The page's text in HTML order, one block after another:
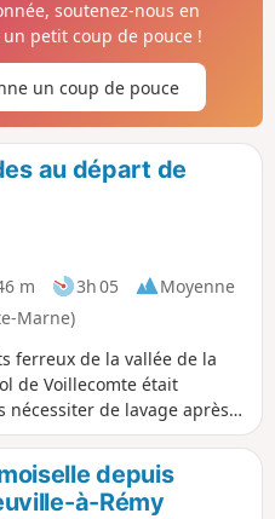
soutenez-nous en
petit coup de pouce !
un coup de pouce
au départ de
m 3h 05
Moyenne
Marne)
ferreux de la vallée de la
de Voillecomte était
de lavage après
sur ces terres ferreuses.
depuis
à-Rémy